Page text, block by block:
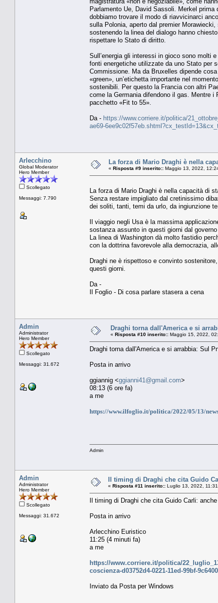
Parlamento Ue, David Sassoli. Merkel prima
dobbiamo trovare il modo di riavvicinarci
sulla Polonia, aperto dal premier
sostenendo la linea del dialogo hanno
rispettare lo Stato di diritto.
Sull’energia gli interessi in gioco sono molti
fonti energetiche utilizzate da uno Stato per
Commissione. Ma da Bruxelles dipende
«green», un’etichetta importante nel
sostenibili. Per questo la Francia con altri
come la Germania difendono il gas. Mentre i
pacchetto «Fit to 55».
Da - https://www.corriere.it/politica/
ae69-
Arlecchino
Global Moderator
Hero Member
Scollegato
Messaggi: 7.790
La forza di Mario Draghi è nella
« Risposta #9 inserito:: Maggio 13, 2022,
La forza di Mario Draghi è nella capacità di
Senza restare impigliato dal cretinissimo
dei soliti, tanti, temi da urlo, da ingiunzione
Il viaggio negli Usa è la massima
sostanza assunto in questi giorni dal
La linea di Washington dà molto fastidio
con la dottrina favorevole alla democrazia,
Draghi ne è rispettoso e convinto
questi giorni.
Da -
Il Foglio - Di cosa parlare stasera a cena
Admin
Administrator
Hero Member
Scollegato
Messaggi: 31.672
Draghi torna dall'America e si
« Risposta #10 inserito:: Maggio 15, 2022,
Draghi torna dall'America e si arrabbia: Sul
Posta in arrivo
ggiannig <ggianni41@gmail.com>
08:13 (6 ore fa)
a me
https://www.ilfoglio.it/politica/2022/05/13/
Admin
Admin
Administrator
Hero Member
Scollegato
Messaggi: 31.672
Il timing di Draghi che cita Guido
« Risposta #11 inserito:: Luglio 13, 2022,
Il timing di Draghi che cita Guido Carli:
Posta in arrivo
Arlecchino Euristico
11:25 (4 minuti fa)
a me
https://www.corriere.it/politica/
coscienza-d03752d4-0221-11ed-99bf-
Inviato da Posta per Windows